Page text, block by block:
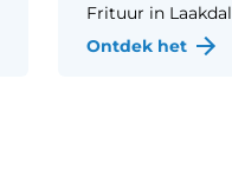
Frituur in Laakdal
Ontdek het